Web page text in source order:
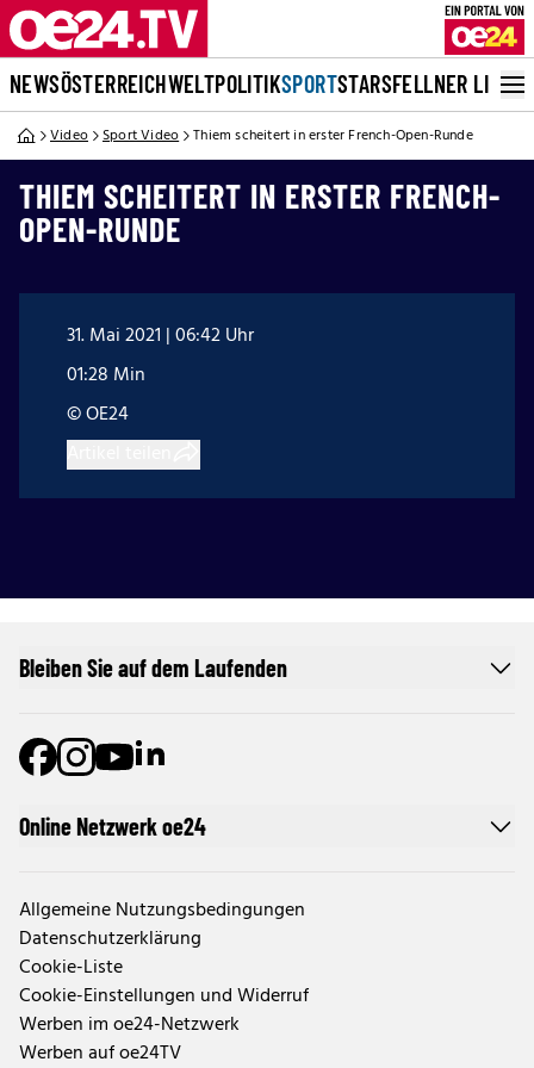
NEWSÖSTERREICHWELTPOLITIKSPORTSTARSFELLNER LIVE
Video Sport Video Thiem scheitert in erster French-Open-Runde
THIEM SCHEITERT IN ERSTER FRENCH-
OPEN-RUNDE
31. Mai 2021 | 06:42 Uhr
01:28 Min
© OE24
Online Netzwerk oe24
Allgemeine Nutzungsbedingungen
Datenschutzerklärung
Cookie-Liste
Cookie-Einstellungen und Widerruf
Werben im oe24-Netzwerk
Werben auf oe24TV
Bleiben Sie auf dem Laufenden